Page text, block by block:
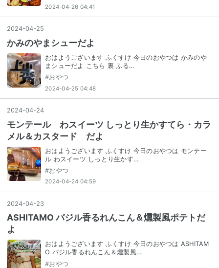
2024-04-26 04:41
2024-04-25
かみのやまシューだよ
おはようございます ふくすけ 今日のおやつは かみのや
まシューだよ こちら 裏 ふる…
#おやつ
2024-04-25 04:48
2024-04-24
モンテール わスイーツ しっとり生かすてら・カラ
メル＆カスタード だよ
おはようございます ふくすけ 今日のおやつは モンテー
ル わスイーツ しっとり生かす…
#おやつ
2024-04-24 04:59
2024-04-23
ASHITAMO バジル香るれんこん＆燻製風ポテトだ
よ
おはようございます ふくすけ 今日のおやつは ASHITAM
O バジル香るれんこん＆燻製風…
#おやつ